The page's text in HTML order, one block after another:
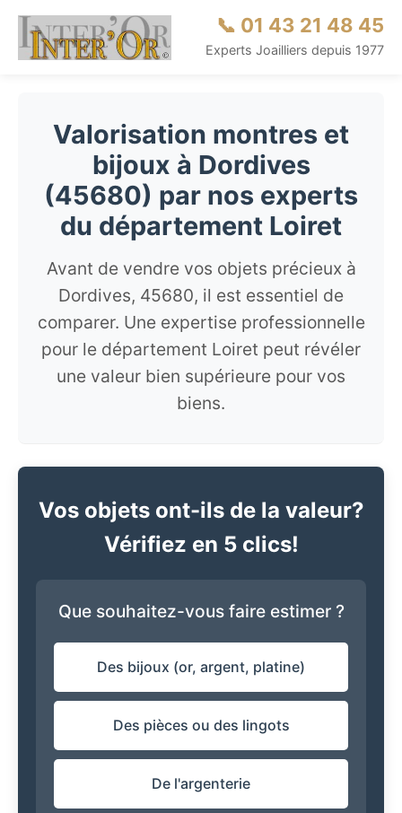
📞 01 43 21 48 45
Experts Joailliers depuis 1977
Valorisation montres et
bijoux à Dordives
(45680) par nos experts
du département Loiret
Avant de vendre vos objets précieux à
Dordives, 45680, il est essentiel de
comparer. Une expertise professionnelle
pour le département Loiret peut révéler
une valeur bien supérieure pour vos
biens.
Vos objets ont-ils de la valeur?
Vérifiez en 5 clics!
Que souhaitez-vous faire estimer ?
Des bijoux (or, argent, platine)
Des pièces ou des lingots
De l'argenterie